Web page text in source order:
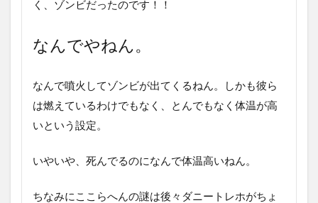
く、ゾンビだったのです！！
なんでやねん。
なんで噴火してゾンビが出てくるねん。しかも彼ら
は燃えているわけでもなく、とんでもなく体温が高
いという設定。
いやいや、死んでるのになんで体温高いねん。
ちなみにここらへんの謎は後々ダニートレホがちょ